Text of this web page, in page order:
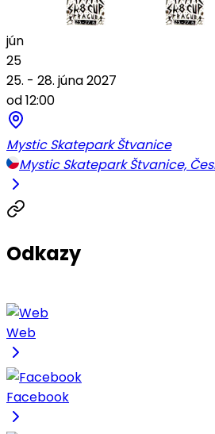
jún
25
25. - 28. júna 2027
od 12:00
Mystic Skatepark Štvanice
Mystic Skatepark Štvanice,
Odkazy
Web
Facebook